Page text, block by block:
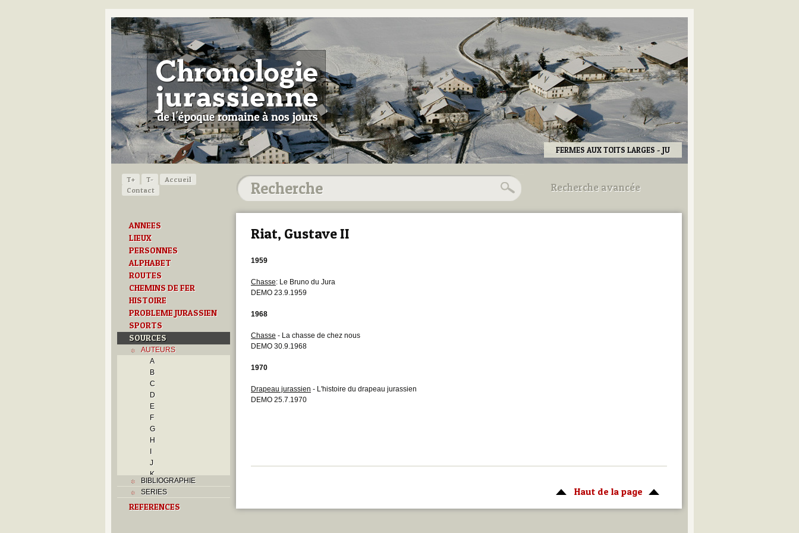
FERMES AUX TOITS LARGES - JU
T+ T-
Accueil
Contact
ANNEES
LIEUX
PERSONNES
ALPHABET
ROUTES
CHEMINS DE FER
HISTOIRE
PROBLEME JURASSIEN
SPORTS
SOURCES
AUTEURS
A
B
C
D
E
F
G
H
I
J
K
L
M
N
BIBLIOGRAPHIE
SERIES
REFERENCES
Recherche avancée
Utilisez les champs ci-dessous
Riat, Gustave II
1959
Chasse: Le Bruno du Jura
DEMO 23.9.1959
1968
Chasse - La chasse de chez nous
DEMO 30.9.1968
1970
Drapeau jurassien - L'histoire du drapeau jurassien
DEMO 25.7.1970
Haut de la page